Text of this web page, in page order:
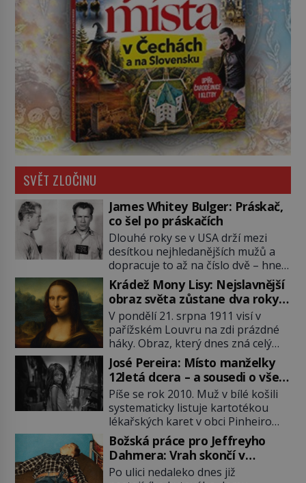
SVĚT ZLOČINU
James Whitey Bulger: Práskač,
co šel po práskačích
Dlouhé roky se v USA drží mezi
desítkou nejhledanějších mužů a
dopracuje to až na číslo dvě – hned
po Usámovi bin Ládinovi (1957–
2011). To je James „Whitey“ Bulger
(1929–2018) viněný ze spoluúčasti
na 19 vraždách, vydírání a lichvy. A
samozřejmě, krom toho je ještě
drogový dealer, který neváhá
odstranit z cesty všechny práskače,
zatímco […]
Krádež Mony Lisy: Nejslavnější
obraz světa zůstane dva roky
nezvěstný
V pondělí 21. srpna 1911 visí v
pařížském Louvru na zdi prázdné
háky. Obraz, který dnes zná celý
svět, je pryč. Zpočátku si nikdo
nemyslí, že jde o krádež.
Zaměstnanci jsou přesvědčeni, že
Mona Lisa je jen v restaurátorské
dílně nebo u fotografa. Když se
ukáže pravda, propukne jeden z
největších honů na zloděje v […]
José Pereira: Místo manželky
12letá dcera – a sousedi o všem
vědí!
Píše se rok 2010. Muž v bílé košili
systematicky listuje kartotékou
lékařských karet v obci Pinheiro
ležící asi 20 kilometrů od farmy s
podivínským majitelem. Něco tu
nesedí. Ledaže… Ledaže by ta
mladá dívka z farmy byla ne
Božská práce pro Jeffreyho
Dahmera: Vrah skončí v
tratolišti krve ve vězeňských
Po ulici nedaleko dnes již